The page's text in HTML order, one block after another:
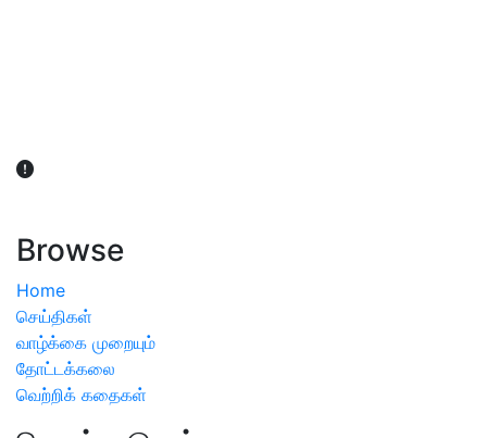
Browse
Home
செய்திகள்
வாழ்க்கை முறையும்
தோட்டக்கலை
வெற்றிக் கதைகள்